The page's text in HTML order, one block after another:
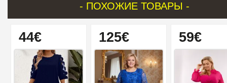
- ПОХОЖИЕ ТОВАРЫ -
44€ 125€ 59€